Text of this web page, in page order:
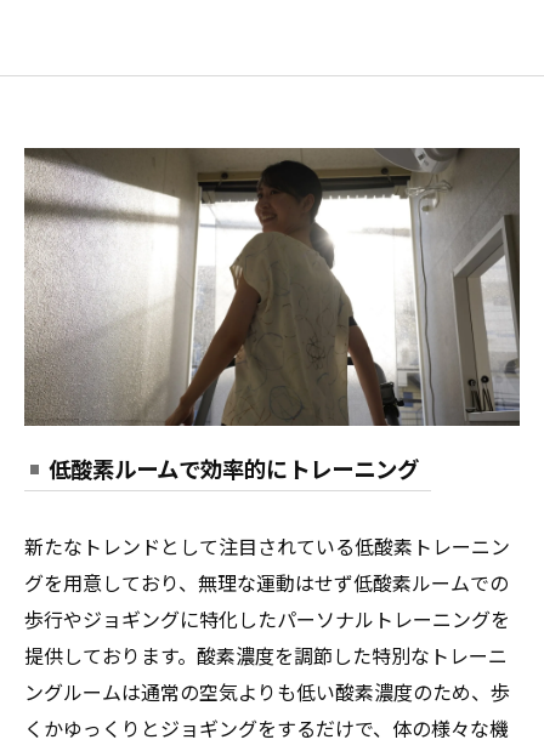
低酸素ルームで効率的にトレーニング
新たなトレンドとして注目されている低酸素トレーニン
グを用意しており、無理な運動はせず低酸素ルームでの
歩行やジョギングに特化したパーソナルトレーニングを
提供しております。酸素濃度を調節した特別なトレーニ
ングルームは通常の空気よりも低い酸素濃度のため、歩
くかゆっくりとジョギングをするだけで、体の様々な機